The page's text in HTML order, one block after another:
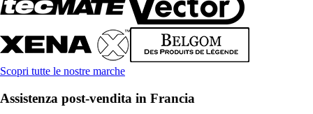
Scopri tutte le nostre marche
Assistenza post-vendita in Francia